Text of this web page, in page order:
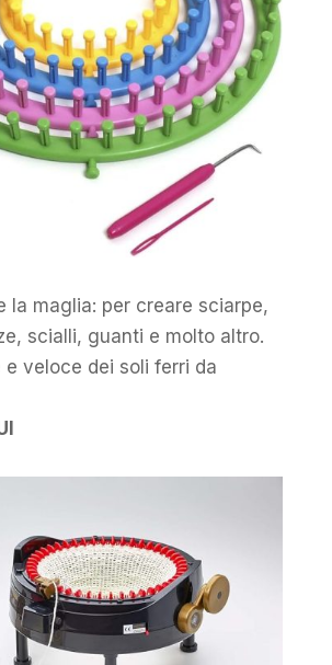
la maglia: per creare sciarpe,
scialli, guanti e molto altro.
e veloce dei soli ferri da